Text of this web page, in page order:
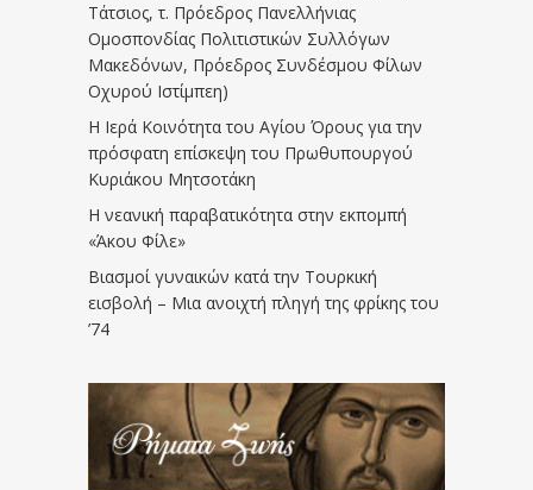
Τάτσιος, τ. Πρόεδρος Πανελλήνιας
Ομοσπονδίας Πολιτιστικών Συλλόγων
Μακεδόνων, Πρόεδρος Συνδέσμου Φίλων
Οχυρού Ιστίμπεη)
Η Ιερά Κοινότητα του Αγίου Όρους για την
πρόσφατη επίσκεψη του Πρωθυπουργού
Κυριάκου Μητσοτάκη
Η νεανική παραβατικότητα στην εκπομπή
«Άκου Φίλε»
Βιασμοί γυναικών κατά την Τουρκική
εισβολή – Μια ανοιχτή πληγή της φρίκης του
’74